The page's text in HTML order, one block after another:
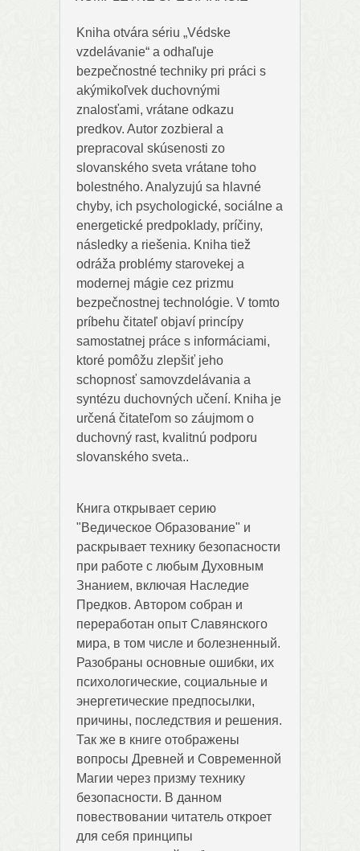
Kniha otvára sériu „Védske
vzdelávanie“ a odhaľuje
bezpečnostné techniky pri práci s
akýmikoľvek duchovnými
znalosťami, vrátane odkazu
predkov. Autor zozbieral a
prepracoval skúsenosti zo
slovanského sveta vrátane toho
bolestného. Analyzujú sa hlavné
chyby, ich psychologické, sociálne a
energetické predpoklady, príčiny,
následky a riešenia. Kniha tiež
odráža problémy starovekej a
modernej mágie cez prizmu
bezpečnostnej technológie. V tomto
príbehu čitateľ objaví princípy
samostatnej práce s informáciami,
ktoré pomôžu zlepšiť jeho
schopnosť samovzdelávania a
syntézu duchovných učení. Kniha je
určená čitateľom so záujmom o
duchovný rast, kvalitnú podporu
slovanského sveta..
Книга открывает серию
"Ведическое Образование" и
раскрывает технику безопасности
при работе с любым Духовным
Знанием, включая Наследие
Предков. Автором собран и
переработан опыт Славянского
мира, в том числе и болезненный.
Разобраны основные ошибки, их
психологические, социальные и
энергетические предпосылки,
причины, последствия и решения.
Так же в книге отображены
вопросы Древней и Современной
Магии через призму технику
безопасности. В данном
повествовании читатель откроет
для себя принципы